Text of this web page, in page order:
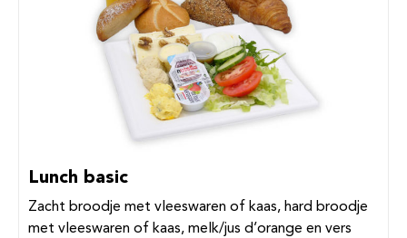
Lunch basic
Zacht broodje met vleeswaren of kaas, hard broodje
met vleeswaren of kaas, melk/jus d’orange en vers